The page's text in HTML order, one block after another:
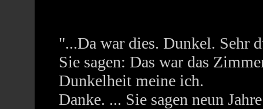
"...Da war dies. Dunkel. Sehr
Sie sagen: Das war das
Dunkelheit meine ich.
Danke. ... Sie sagen neun